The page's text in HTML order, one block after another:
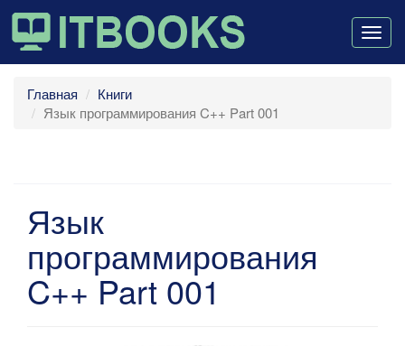
Главная
Книги
Язык программирования C++ Part 001
Язык
программирования
C++ Part 001